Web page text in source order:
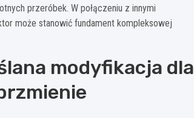
przeróbek. W połączeniu z innymi
może stanowić fundament kompleksowej
modyfikacja dla